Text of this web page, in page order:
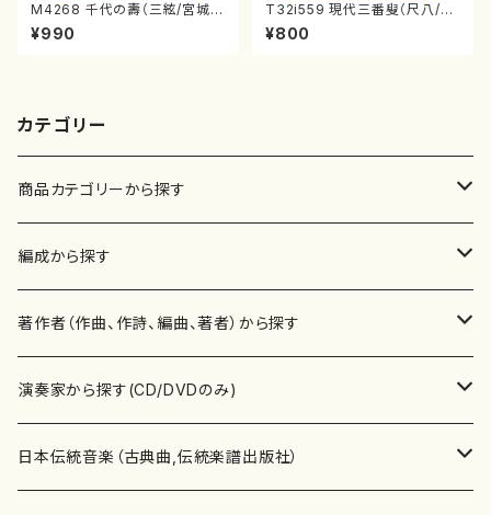
M4268 千代の壽（三絃/宮城道
雄著・宮城宗家監修/三絃楽譜）
¥990
T32i559 現代三番叟（尺八/杵
屋正邦/楽譜）都山流公刊楽譜曲
番:2269
¥800
カテゴリー
商品カテゴリーから探す
楽譜
書籍
書籍
テキストブック
CD・DVD
チケット
編成から探す
邦楽器
箏・琴（ソロ）
箏・琴（合奏）
合唱
混声合唱
歌・声
著作者（作曲、作詩、編曲、著者）から探す
あ行
青木省三(アオキ ショウゾウ)
か行
演奏家から探す(CD/DVDのみ)
邦楽（箏、三味線、尺八等）演奏家
日本伝統音楽（古典曲,伝統楽譜出版社）